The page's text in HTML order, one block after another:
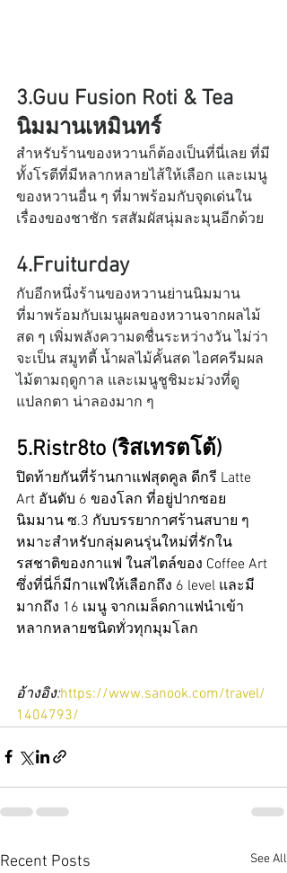
3.Guu Fusion Roti & Tea
นิมมานเหมินทร์
สำหรับร้านของหวานก็ต้องเป็นที่นี่เลย ที่มี
ทั้งโรตีที่มีหลากหลายไส้ให้เลือก และเมนู
ของหวานอื่น ๆ ที่มาพร้อมกับจุดเด่นใน
เรื่องของชาชัก รสสัมผัสนุ่มละมุนอีกด้วย
4.Fruiturday
กับอีกหนึ่งร้านของหวานย่านนิมมาน
ที่มาพร้อมกับเมนูผลของหวานจากผลไม้
สด ๆ เพิ่มพลังความดชื่นระหว่างวัน ไม่ว่า
จะเป็น สมูทตี้ น้ำผลไม้คั้นสด ไอศครีมผล
ไม้ตามฤดูกาล และเมนูชูชิมะม่วงที่ดู
แปลกตา น่าลองมาก ๆ
5.Ristr8to (ริสเทรตโต้)
ปิดท้ายกันที่ร้านกาแฟสุดคูล ดีกรี Latte
Art อันดับ 6 ของโลก ที่อยู่ปากซอย
นิมมาน ซ.3 กับบรรยากาศร้านสบาย ๆ
หมาะสำหรับกลุ่มคนรุ่นใหม่ที่รักใน
รสชาติของกาแฟ ในสไตล์ของ Coffee Art
ซึ่งที่นี่ก็มีกาแฟให้เลือกถึง 6 level และมี
มากถึง 16 เมนู จากเมล็ดกาแฟนำเข้า
หลากหลายชนิดทั่วทุกมุมโลก
อ้างอิง:https://www.sanook.com/travel/
1404793/
Recent Posts See All